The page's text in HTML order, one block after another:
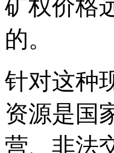
矿权价格
的。
针对这种
资源是国
营、非法